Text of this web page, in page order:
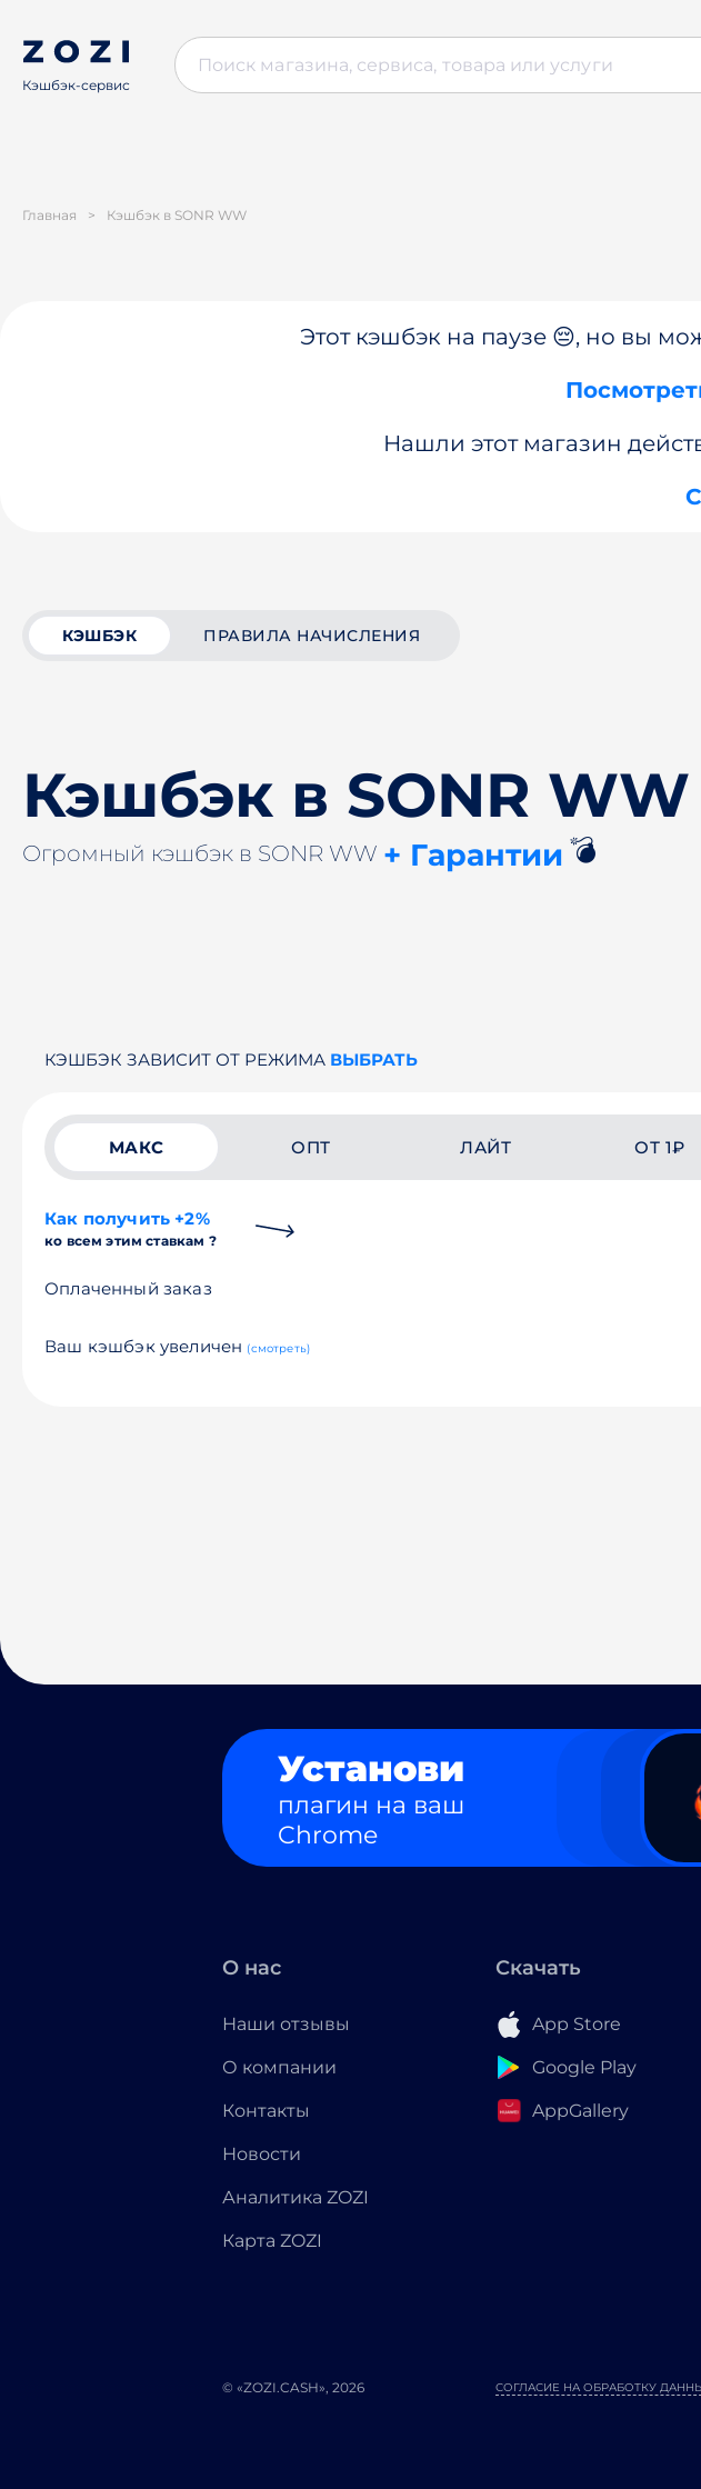
Кэшбэк-сервис
Главная > Кэшбэк в SONR WW
Этот кэшбэк на паузе 😔, но вы
Нашли этот магазин
КЭШБЭК ПРАВИЛА НАЧИСЛЕНИЯ
Кэшбэк в SONR WW
Огромный кэшбэк в SONR WW + Гарантии 💣
КЭШБЭК ЗАВИСИТ ОТ РЕЖИМА ВЫБРАТЬ
МАКС ОПТ ЛАЙТ ОТ 1₽
Как получить +2%
ко всем этим ставкам ?
Оплаченный заказ
Ваш кэшбэк увеличен (смотреть)
Установи
плагин на ваш
Chrome
О нас
Наши отзывы
О компании
Контакты
Новости
Аналитика ZOZI
Карта ZOZI
Скачать
App Store
Google Play
AppGallery
© «ZOZI.CASH», 2026 СОГЛАСИЕ НА ОБРАБОТКУ